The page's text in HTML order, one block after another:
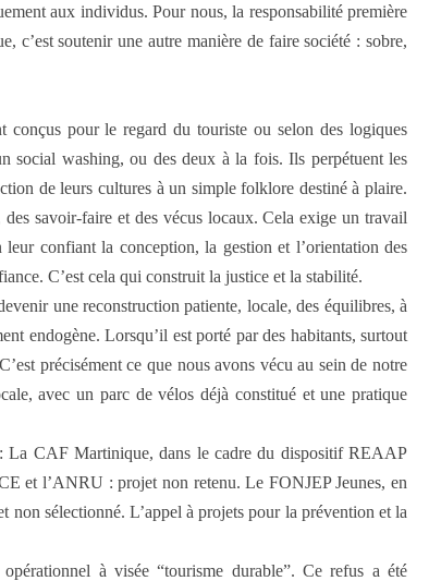
aux individus. Pour nous, la responsabilité première
soutenir une autre manière de faire société : sobre,
conçus pour le regard du touriste ou selon des logiques
social washing, ou des deux à la fois. Ils perpétuent les
de leurs cultures à un simple folklore destiné à plaire.
savoir-faire et des vécus locaux. Cela exige un travail
leur confiant la conception, la gestion et l’orientation des
C’est cela qui construit la justice et la stabilité.
une reconstruction patiente, locale, des équilibres, à
endogène. Lorsqu’il est porté par des habitants, surtout
précisément ce que nous avons vécu au sein de notre
avec un parc de vélos déjà constitué et une pratique
: La CAF Martinique, dans le cadre du dispositif REAAP
et l’ANRU : projet non retenu. Le FONJEP Jeunes, en
sélectionné. L’appel à projets pour la prévention et la
à visée “tourisme durable”. Ce refus a été